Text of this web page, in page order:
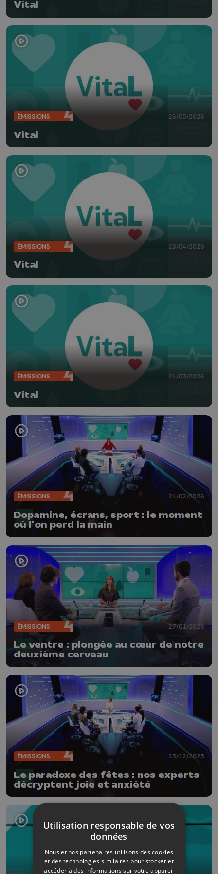
Vital
ÉMISSIONS 26/05/2026
Vital
ÉMISSIONS 28/04/2026
Vital
ÉMISSIONS 24/03/2026
Vital
ÉMISSIONS 24/02/2026
Dopamine, écrans, sport : le moment
où l’on perd la main
ÉMISSIONS 27/01/2026
Le ventre : plongée au cœur de notre
deuxième cerveau
ÉMISSIONS 23/12/2025
Le paradoxe des fêtes : nos experts
décryptent joie et anxiété
Utilisation responsable de vos
données
Nous et nos partenaires utilisons des cookies
et des technologies similaires pour stocker et
accéder à des informations sur votre appareil